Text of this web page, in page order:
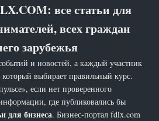
все статьи для
всех граждан
зарубежья
и новостей, а каждый участник
который выбирает правильный курс.
если нет проверенного
где публиковались бы
для бизнеса. Бизнес-портал fdlx.com